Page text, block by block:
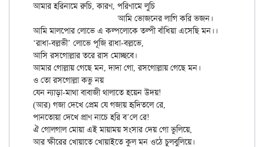
আমার হরিনামে রুচি, কারণ, পরিণামে লুচি
			আমি ভোজনের লাগি করি ভজন।
আমি মালপোর লোভে এ কল্পলোকে তল্পী বাঁধিয়া এসেছি মন।।
‘রাধা-বল্লভী’ লোভে পূজি রাধা-বল্লভে,
আসি রসগোল্লার তরে রাস মোচ্ছবে।
আমার গোল্লায় গেছে মন, দাদা গো, রসগোল্লায় গেছে মন।
ও তো রসগোল্লা কভু নয়
যেন ন্যাড়া-মাথা বাবাজী থালাতে হয়েন উদয়!
(আর) গজা দেখে প্রেম যে গজায় হৃদিতলে রে,
পানতোয়া দেখে প্রাণ নাচে হরি ব’লে রে!
ঐ গোলগাল মোয়া এই মায়াময় সংসার দেয় গো ভুলিয়ে,
আর ক্ষীরের খোয়াতে খোয়াইতে কুল মন ওঠে চুলবুলিয়ে।